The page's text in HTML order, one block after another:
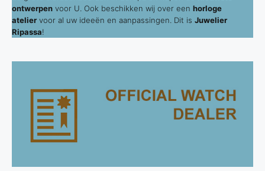
ontwerpen voor U. Ook beschikken wij over een horloge
atelier voor al uw ideeën en aanpassingen. Dit is Juwelier
Ripassa!